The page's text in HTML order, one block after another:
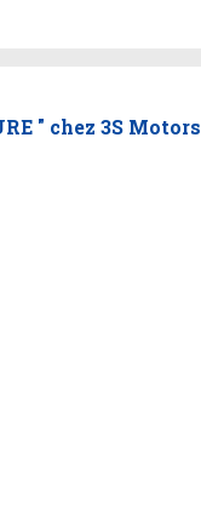
" chez 3S Motors